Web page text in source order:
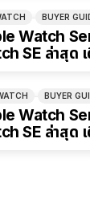
BUYER
Watch
SE ล่าสุด
BUYER
Watch
SE ล่าสุด